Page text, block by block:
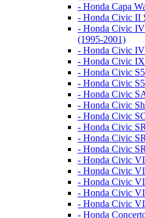
- Honda Capa
- Honda Civic II
- Honda Civic
(1995-2001)
- Honda Civic
- Honda Civic
- Honda Civic
- Honda Civic
- Honda Civic
- Honda Civic
- Honda Civic
- Honda Civic
- Honda Civic
- Honda Civic
- Honda Civic
- Honda Civic
- Honda Civic
- Honda Civic
- Honda Civic
- Honda